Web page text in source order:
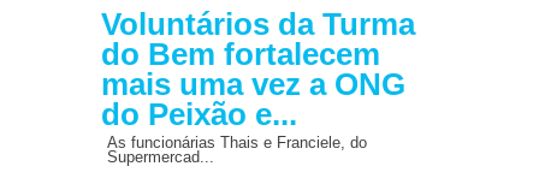
Voluntários da Turma
do Bem fortalecem
mais uma vez a ONG
do Peixão e...
As funcionárias Thais e Franciele, do
Supermercad...